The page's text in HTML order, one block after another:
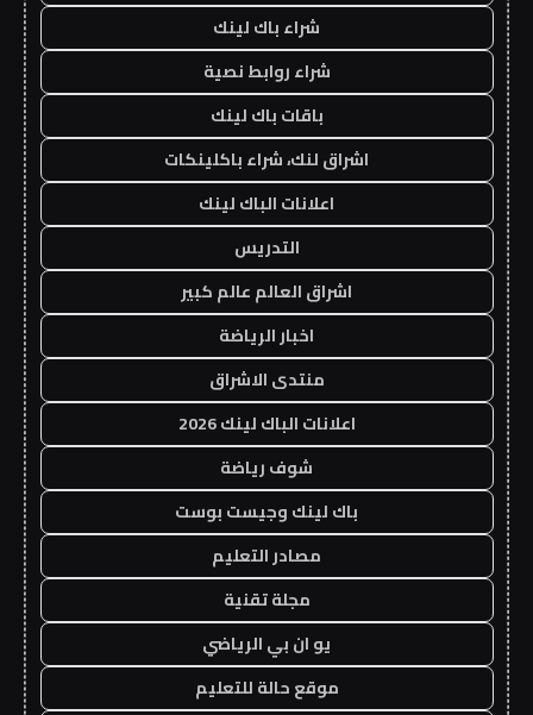
شراء باك لينك
شراء روابط نصية
باقات باك لينك
اشراق لنك، شراء باكلينكات
اعلانات الباك لينك
التدريس
اشراق العالم عالم كبير
اخبار الرياضة
منتدى الاشراق
اعلانات الباك لينك 2026
شوف رياضة
باك لينك وجيست بوست
مصادر التعليم
مجلة تقنية
يو ان بي الرياضي
موقع حالة للتعليم